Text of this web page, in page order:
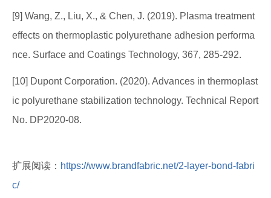
[9] Wang, Z., Liu, X., & Chen, J. (2019). Plasma treatment
effects on thermoplastic polyurethane adhesion performa
nce. Surface and Coatings Technology, 367, 285-292.
[10] Dupont Corporation. (2020). Advances in thermoplast
ic polyurethane stabilization technology. Technical Report
No. DP2020-08.
扩展阅读： https://www.brandfabric.net/2-layer-bond-fabri
c/